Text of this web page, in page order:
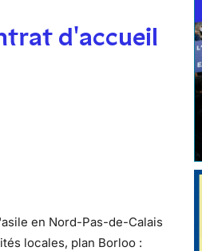
d'accueil
en Nord-Pas-de-Calais
locales, plan Borloo :